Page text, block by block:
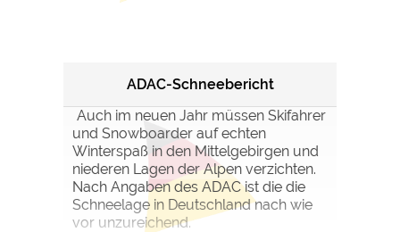
ADAC-Schneebericht
Auch im neuen Jahr müssen Skifahrer
und Snowboarder auf echten
Winterspaß in den Mittelgebirgen und
niederen Lagen der Alpen verzichten.
Nach Angaben des ADAC ist die die
Schneelage in Deutschland nach wie
vor unzureichend.